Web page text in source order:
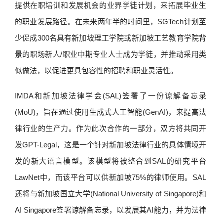
提供在职培训和发展机会的业界学徒计划，来拓展毕业生
的职业发展路径。在未来两年半的时间里，SGTech计划至
少促成300名具有新加坡理工学院或新加坡工艺教育学院背
景的职场新人/职业中期专业人士成为学徒，并推动采用类
似做法，以促进更具包容性的招聘和职业灵活性。
IMDA和新加坡法律学会(SAL)签署了一份谅解备忘录
(MoU)，旨在通过使用生成式人工智能(GenAI)，来提高法
律行业的生产力。作为此次合作的一部分，双方将共同开
发GPT-Legal，这是一个针对新加坡法律行业的具体情境开
发的新大语言模型。该模型将被整合到SAL的研究平台
LawNet中，而该平台可以供新加坡75%的律师使用。SAL
还将与新加坡国立大学(National University of Singapore)和
AI Singapore签署谅解备忘录，以发展其AI能力，并为法律